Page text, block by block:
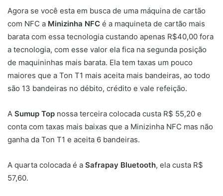
Agora se você esta em busca de uma máquina de cartão
com NFC a Minizinha NFC é a maquineta de cartão mais
barata com essa tecnologia custando apenas R$40,00 fora
a tecnologia, com esse valor ela fica na segunda posição
de maquininhas mais barata. Ela tem taxas um pouco
maiores que a Ton T1 mais aceita mais bandeiras, ao todo
são 13 bandeiras no débito, crédito e vale refeição.
A Sumup Top nossa terceira colocada custa R$ 55,20 e
conta com taxas mais baixas que a Minizinha NFC mas não
ganha da Ton T1 e aceita 6 bandeiras.
A quarta colocada é a Safrapay Bluetooth, ela custa R$
57,60.